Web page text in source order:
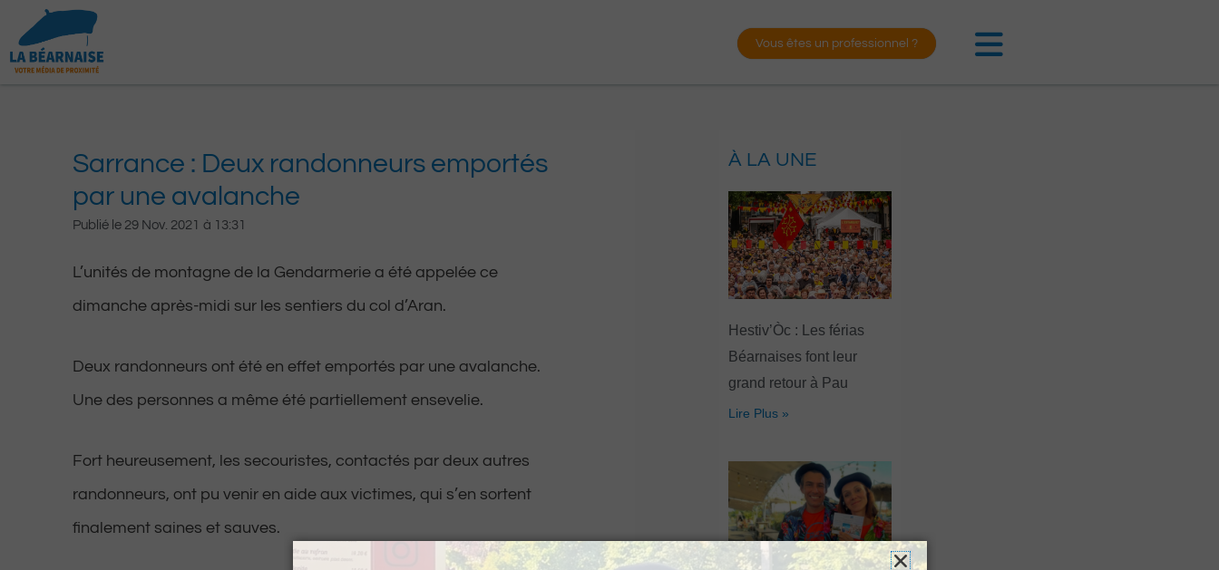
contenu
Vous êtes un professionnel ?
Sarrance : Deux randonneurs emportés
par une avalanche
Publié le 29 Nov. 2021 à 13:31
L’unités de montagne de la Gendarmerie a été appelée ce
dimanche après-midi sur les sentiers du col d’Aran.
Deux randonneurs ont été en effet emportés par une avalanche.
Une des personnes a même été partiellement ensevelie.
Fort heureusement, les secouristes, contactés par deux autres
randonneurs, ont pu venir en aide aux victimes, qui s’en sortent
finalement saines et sauves.
À LA UNE
Hestiv’Òc : Les férias
Béarnaises font leur
grand retour à Pau
Lire Plus »